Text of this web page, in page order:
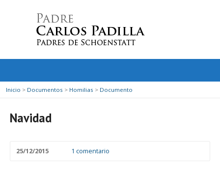
Inicio > Documentos > Homilias > Documento
Navidad
25/12/2015 1 comentario